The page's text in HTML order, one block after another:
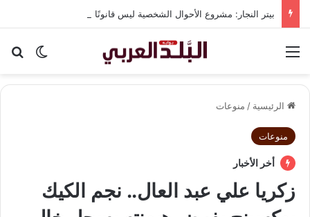
الوضع
الرئيسية / منوعات
منوعات
أخر الأخبار
زكريا علي عبد العال.. نجم الكيك